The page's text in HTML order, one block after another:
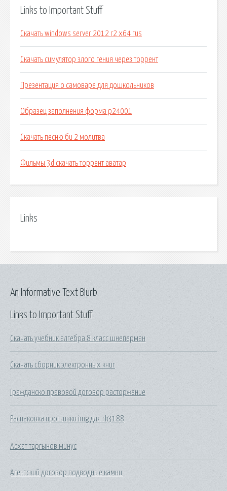
Links to Important Stuff
Скачать windows server 2012 r2 x64 rus
Скачать симулятор злого гения через торрент
Презентация о самоваре для дошкольников
Образец заполнения форма p24001
Скачать песню би 2 молитва
Фильмы 3d скачать торрент аватар
Links
Links to Important Stuff
Скачать учебник алгебра 8 класс шнеперман
Скачать сборник электронных книг
Гражданско правовой договор расторжение
Распаковка прошивки img для rk3188
Асхат таргынов минус
Агентский договор подводные камни
An Informative Text Blurb